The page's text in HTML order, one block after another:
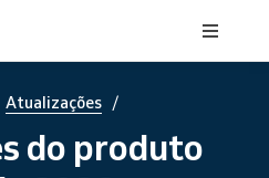
Atualizações /
do produto